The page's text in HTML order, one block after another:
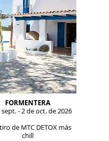
FORMENTERA
- 2 de oct. de 2026
de MTC DETOX más
chill